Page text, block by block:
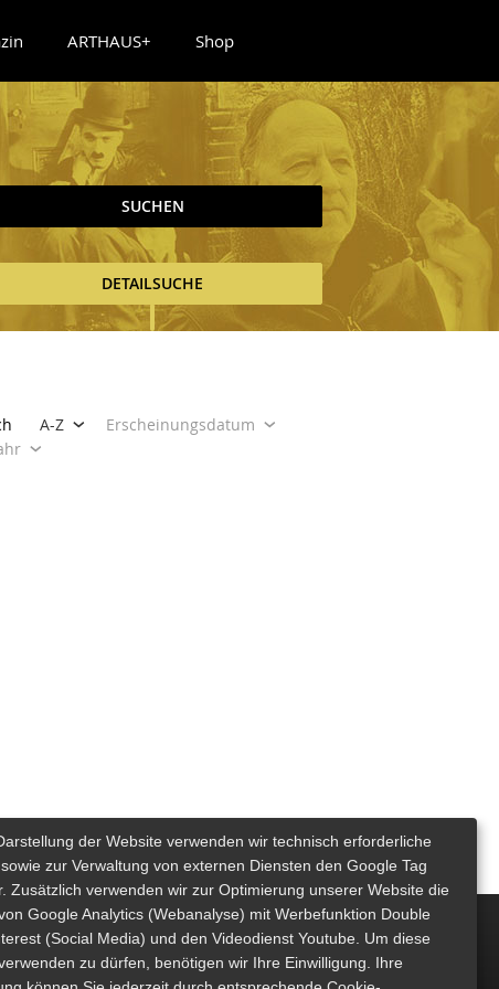
ARTHAUS+ Shop
SUCHEN
DETAILSUCHE
A-Z
Erscheinungsdatum
der Website verwenden wir technisch erforderliche
zur Verwaltung von externen Diensten den Google Tag
Zusätzlich verwenden wir zur Optimierung unserer Website die
Google Analytics (Webanalyse) mit Werbefunktion Double
(Social Media) und den Videodienst Youtube. Um diese
zu dürfen, benötigen wir Ihre Einwilligung. Ihre